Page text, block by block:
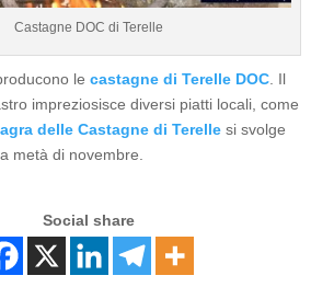
Castagne DOC di Terelle
lecastagne di Terelle DOC . Il
impreziosisce diversi piatti locali, come
delle Castagne di Terelle si svolge
metà di novembre.
Social share